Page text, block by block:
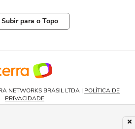
Subir para o Topo
NETWORKS BRASIL LTDA | POLÍTICA DE
PRIVACIDADE